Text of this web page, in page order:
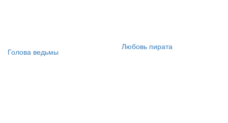
Голова ведьмы
Любовь пирата